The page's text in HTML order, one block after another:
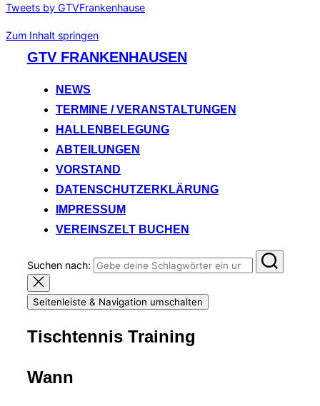
Tweets by GTVFrankenhause
Zum Inhalt springen
GTV FRANKENHAUSEN
NEWS
TERMINE / VERANSTALTUNGEN
HALLENBELEGUNG
ABTEILUNGEN
VORSTAND
DATENSCHUTZERKLÄRUNG
IMPRESSUM
VEREINSZELT BUCHEN
Suchen nach:
Seitenleiste & Navigation umschalten
Tischtennis Training
Wann